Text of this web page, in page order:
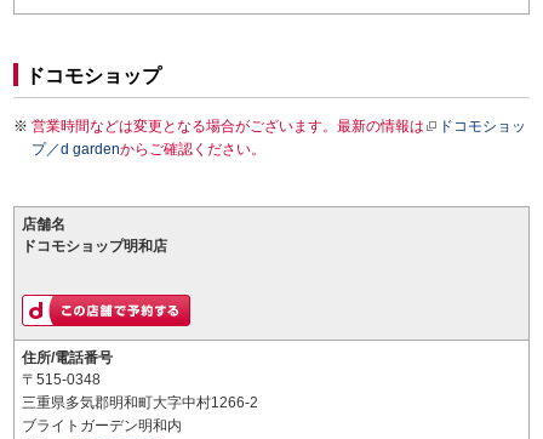
ドコモショップ
営業時間などは変更となる場合がございます。最新の情報は
ドコモショッ
プ／d gardenからご確認ください。
店舗名
ドコモショップ明和店
住所/電話番号
〒515-0348
三重県多気郡明和町大字中村1266-2
ブライトガーデン明和内